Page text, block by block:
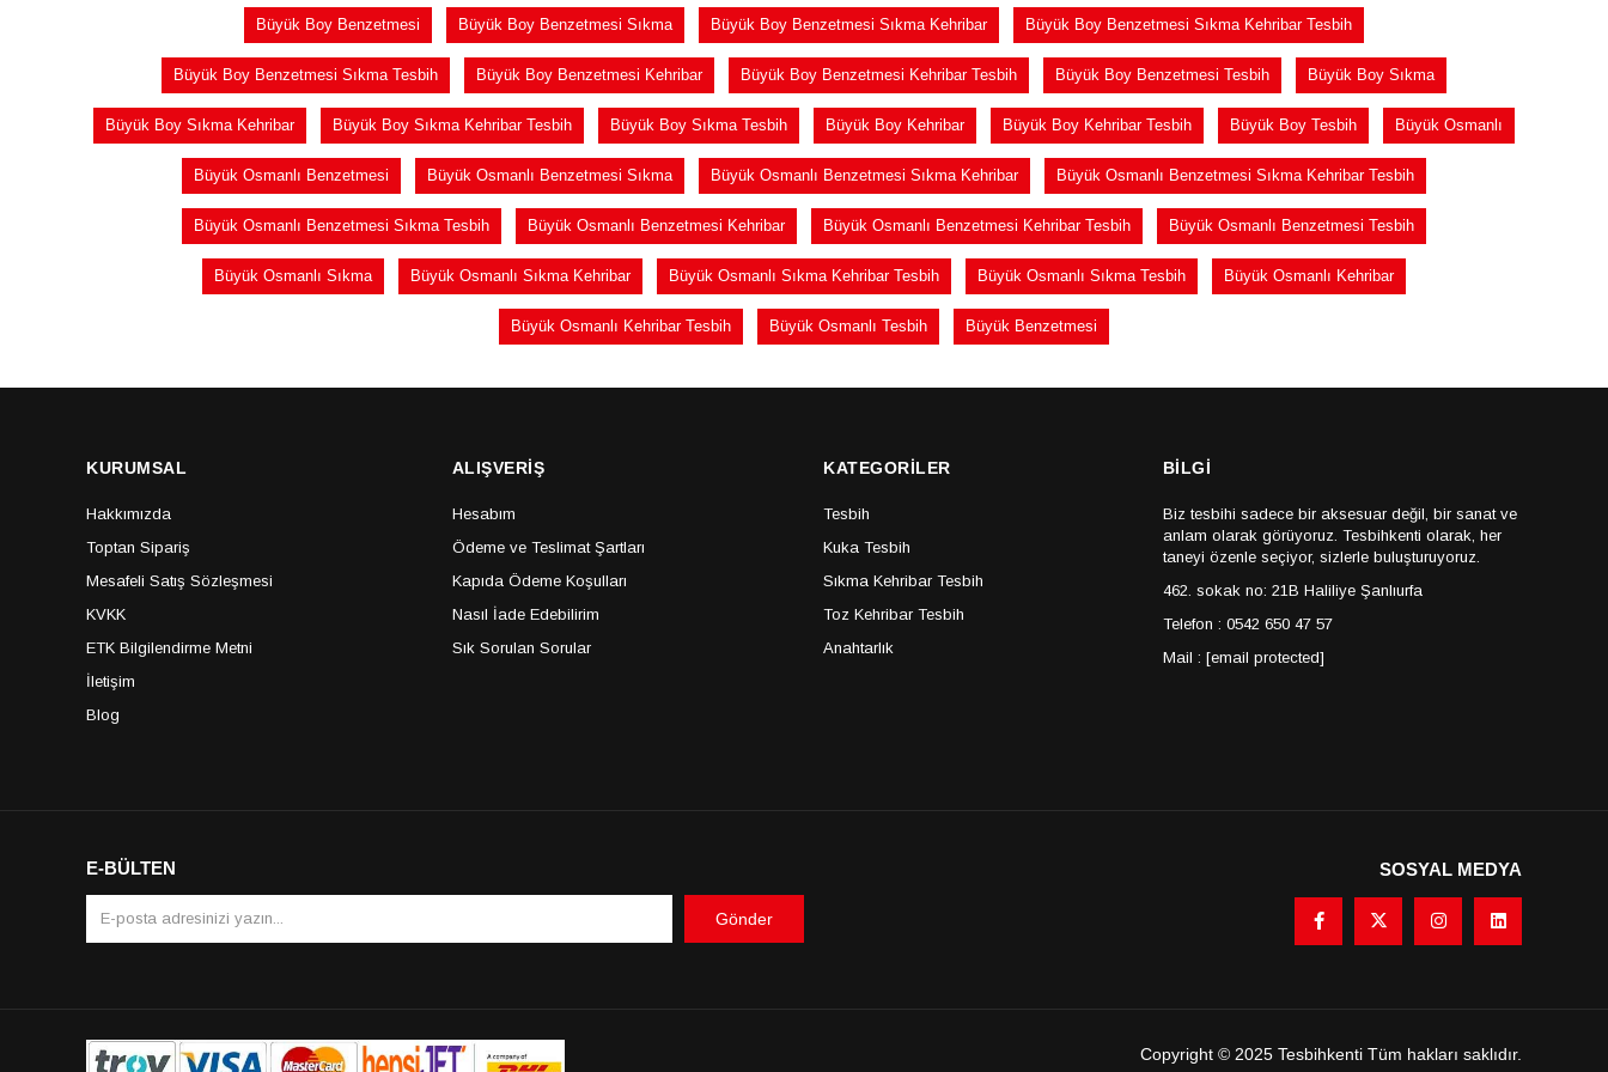
Büyük Boy Benzetmesi Büyük Boy Benzetmesi Sıkma Büyük Boy Benzetmesi Sıkma Kehribar Büyük Boy Benzetmesi Sıkma Kehribar Tesbih
Büyük Boy Benzetmesi Sıkma Tesbih Büyük Boy Benzetmesi Kehribar Büyük Boy Benzetmesi Kehribar Tesbih Büyük Boy Benzetmesi Tesbih Büyük Boy Sıkma
Büyük Boy Sıkma Kehribar Büyük Boy Sıkma Kehribar Tesbih Büyük Boy Sıkma Tesbih Büyük Boy Kehribar Büyük Boy Kehribar Tesbih Büyük Boy Tesbih Büyük Osmanlı
Büyük Osmanlı Benzetmesi Büyük Osmanlı Benzetmesi Sıkma Büyük Osmanlı Benzetmesi Sıkma Kehribar Büyük Osmanlı Benzetmesi Sıkma Kehribar Tesbih
Büyük Osmanlı Benzetmesi Sıkma Tesbih Büyük Osmanlı Benzetmesi Kehribar Büyük Osmanlı Benzetmesi Kehribar Tesbih Büyük Osmanlı Benzetmesi Tesbih
Büyük Osmanlı Sıkma Büyük Osmanlı Sıkma Kehribar Büyük Osmanlı Sıkma Kehribar Tesbih Büyük Osmanlı Sıkma Tesbih Büyük Osmanlı Kehribar
Büyük Osmanlı Kehribar Tesbih Büyük Osmanlı Tesbih Büyük Benzetmesi
KURUMSAL
Hakkımızda
Toptan Sipariş
Mesafeli Satış Sözleşmesi
KVKK
ETK Bilgilendirme Metni
İletişim
Blog
ALIŞVERİŞ
Hesabım
Ödeme ve Teslimat Şartları
Kapıda Ödeme Koşulları
Nasıl İade Edebilirim
Sık Sorulan Sorular
KATEGORİLER
Tesbih
Kuka Tesbih
Sıkma Kehribar Tesbih
Toz Kehribar Tesbih
Anahtarlık
BİLGİ
Biz tesbihi sadece bir aksesuar değil, bir sanat ve
anlam olarak görüyoruz. Tesbihkenti olarak, her
taneyi özenle seçiyor, sizlerle buluşturuyoruz.
462. sokak no: 21B Haliliye Şanlıurfa
Telefon : 0542 650 47 57
Mail : [email protected]
E-BÜLTEN
Gönder
SOSYAL MEDYA
Copyright © 2025 Tesbihkenti Tüm hakları saklıdır.